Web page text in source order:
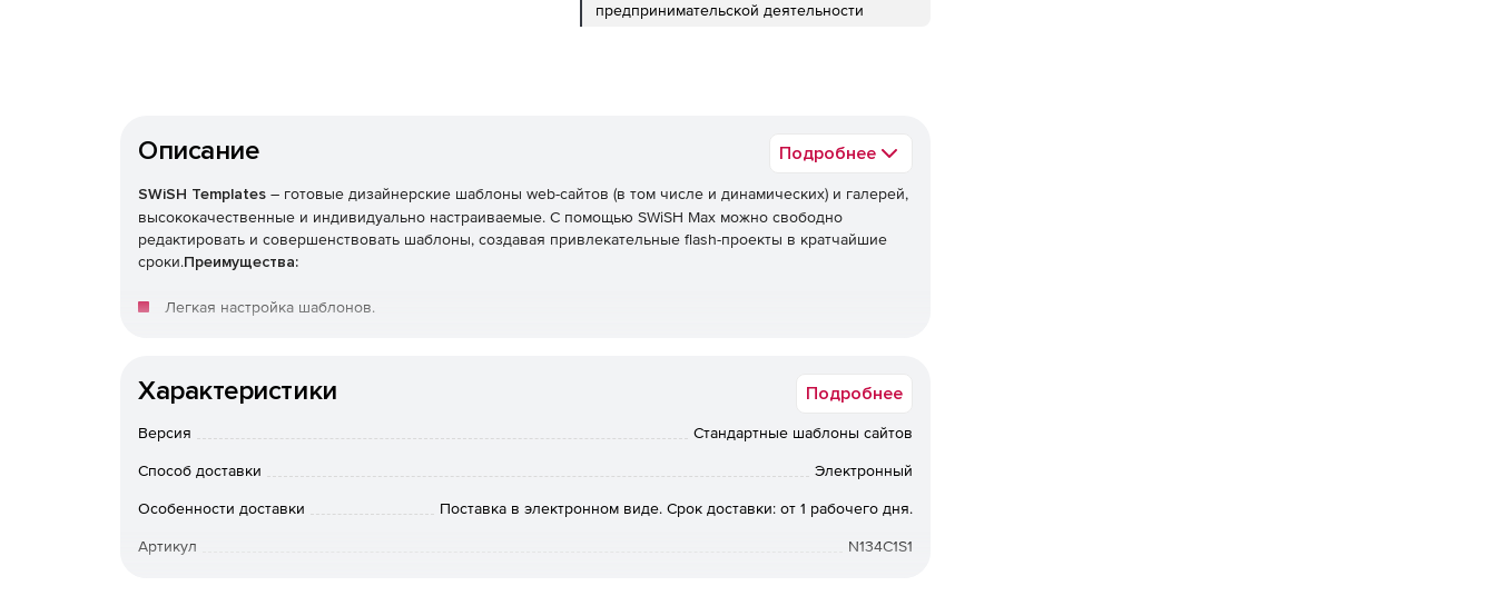
предпринимательской деятельности
Описание Подробнее
SWiSH Templates – готовые дизайнерские шаблоны web-сайтов (в том числе и динамических) и галерей,
высококачественные и индивидуально настраиваемые. С помощью SWiSH Max можно свободно
редактировать и совершенствовать шаблоны, создавая привлекательные flash-проекты в кратчайшие
сроки.Преимущества:
Легкая настройка шаблонов.
Интеллектуальные прелоадеры.
Разработанные и протестированные профессиональными дизайнерами макеты.
Характеристики Подробнее
Версия Стандартные шаблоны сайтов
Способ доставки Электронный
Особенности доставки Поставка в электронном виде. Срок доставки: от 1 рабочего дня.
Артикул N134C1S1